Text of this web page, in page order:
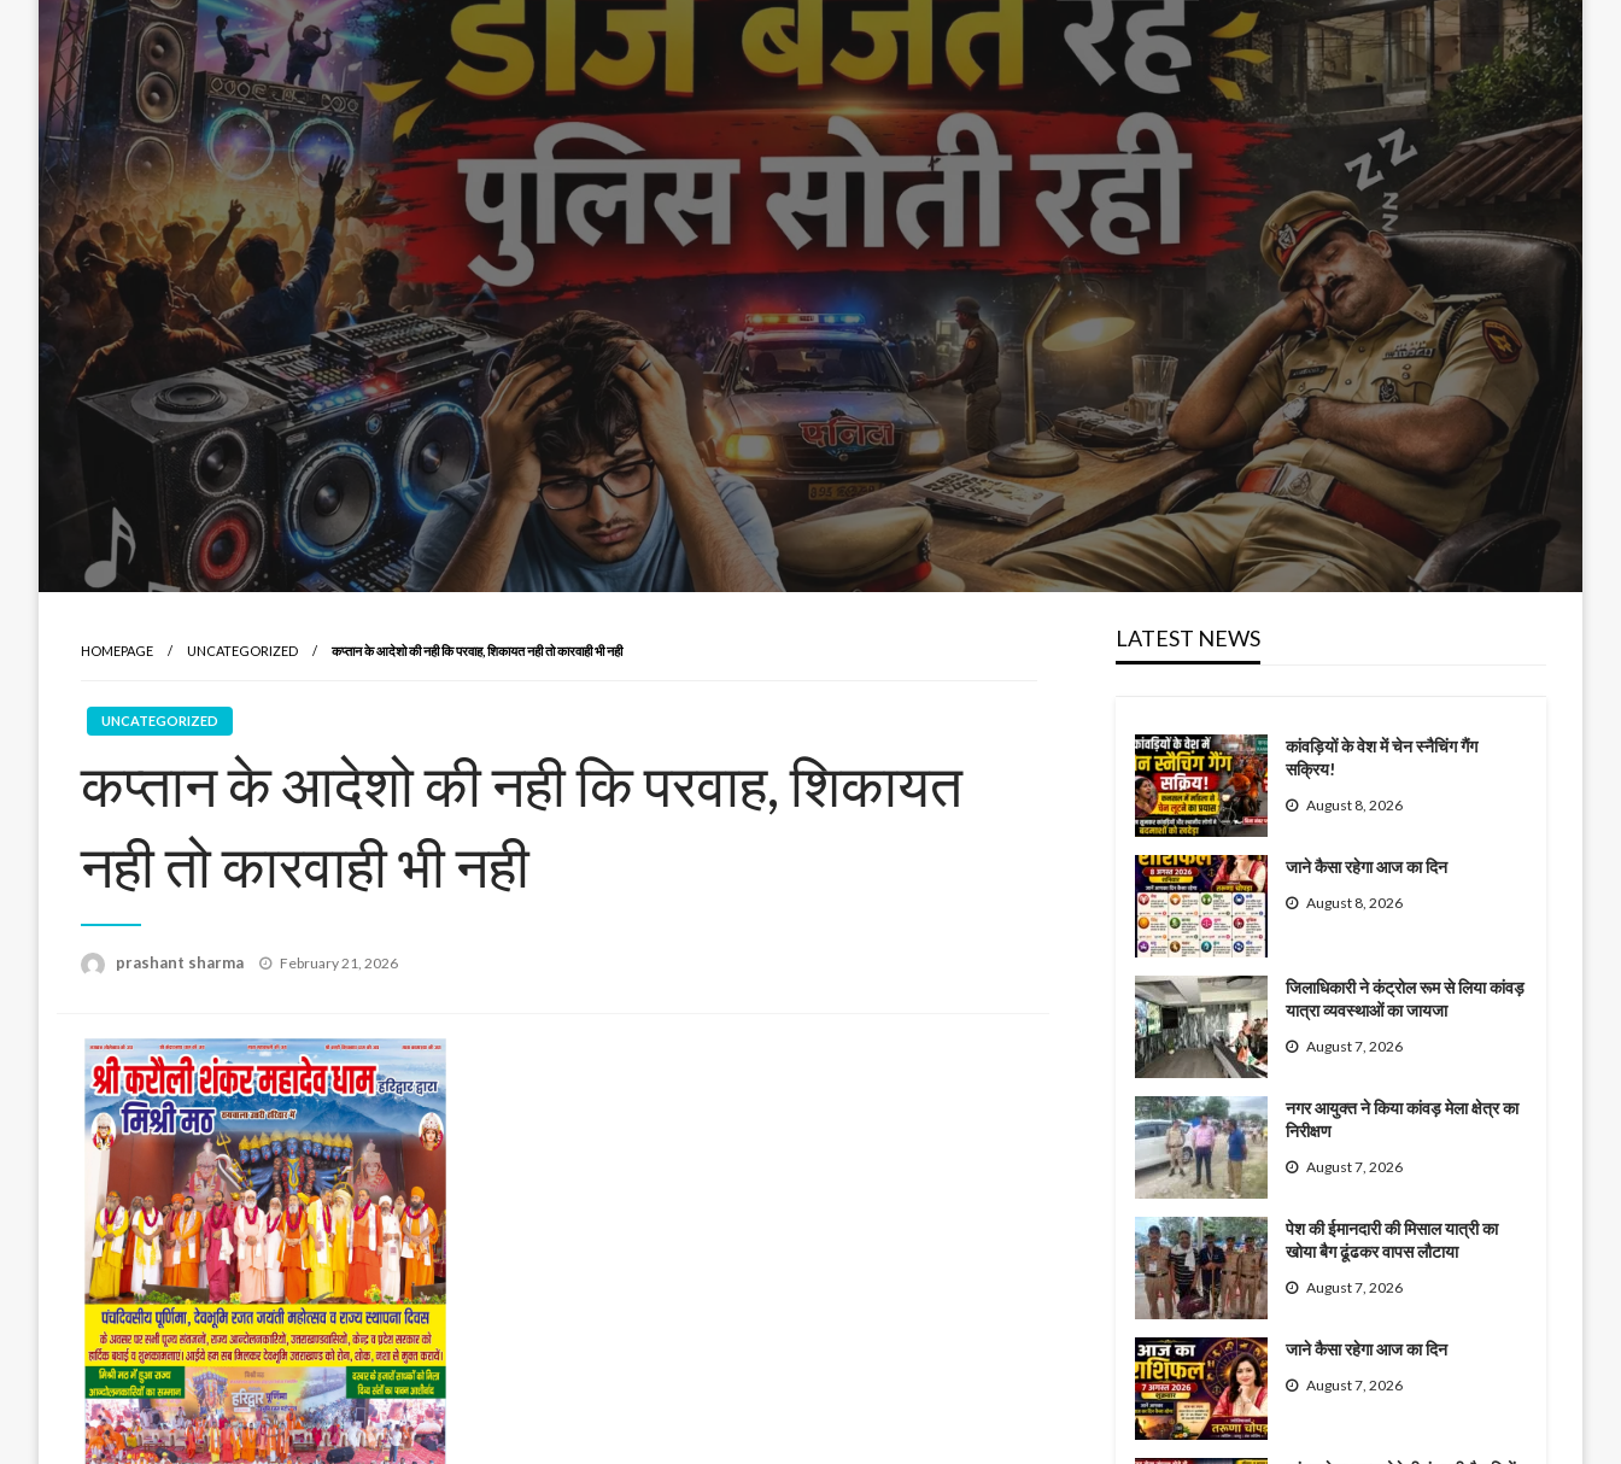
HOMEPAGE UNCATEGORIZED कप्तान के आदेशो की नही कि परवाह, शिकायत नही तो कारवाही भी नही
UNCATEGORIZED
कप्तान के आदेशो की नही कि परवाह, शिकायत
नही तो कारवाही भी नही
prashant sharma
Posted
February 21, 2026
LATEST NEWS
कांवड़ियों के वेश में चेन स्नैचिंग गैंग
सक्रिय!
August 8, 2026
जाने कैसा रहेगा आज का दिन
August 8, 2026
जिलाधिकारी ने कंट्रोल रूम से लिया कांवड़
यात्रा व्यवस्थाओं का जायजा
August 7, 2026
नगर आयुक्त ने किया कांवड़ मेला क्षेत्र का
निरीक्षण
August 7, 2026
पेश की ईमानदारी की मिसाल यात्री का
खोया बैग ढूंढकर वापस लौटाया
August 7, 2026
जाने कैसा रहेगा आज का दिन
August 7, 2026